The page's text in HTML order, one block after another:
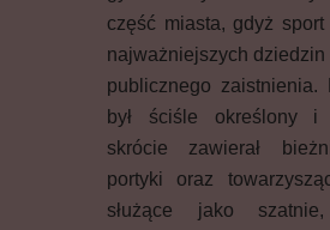
część miasta, gdyż sport
najważniejszych dziedzin
publicznego zaistnienia.
był ściśle określony
skrócie zawierał
portyki oraz
służące jako